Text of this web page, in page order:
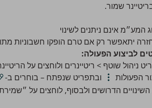
שמור.
המע״מ אינם ניתנים לשינוי
יתאפשר רק אם טרם הופקו חשבוניות
ניהול שוטף > ריטיינרים ולוחצים על
הפעולות ובתפריט שנפתח – בוחרים ב-
הדרושים ולבסוף, לוחצים על ״שמירת